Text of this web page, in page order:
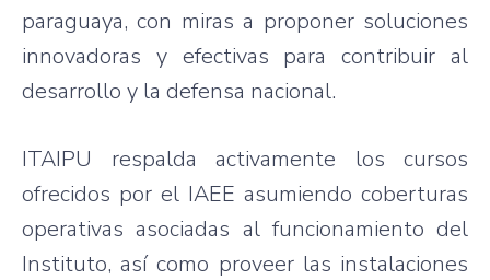
paraguaya, con miras a proponer soluciones
innovadoras y efectivas para contribuir al
desarrollo y la defensa nacional.
ITAIPU respalda activamente los cursos
ofrecidos por el IAEE asumiendo coberturas
operativas asociadas al funcionamiento del
Instituto, así como proveer las instalaciones